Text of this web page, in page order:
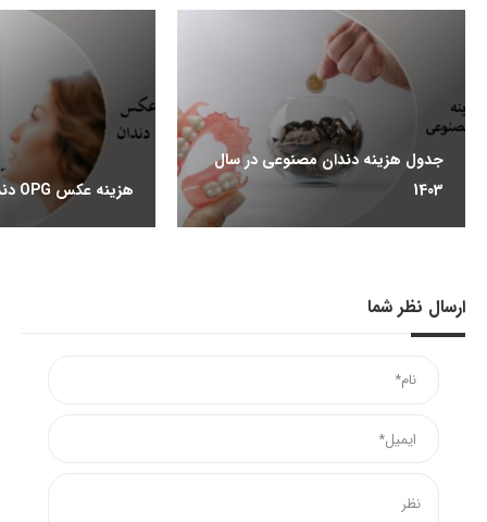
جدول هزینه دندان مصنوعی در سال
1403
هزینه عکس OPG دندان چقدر است؟
ارسال نظر شما